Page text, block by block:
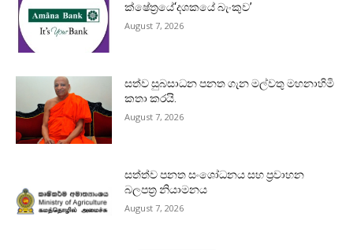
ක්ෂේත්‍රයේ‘දශකයේ බැංකුව’
August 7, 2026
සත්ව සුබසාධන පනත ගැන මල්වතු මහනාහිමි
කතා කරයි.
August 7, 2026
සත්ත්ව පනත සංශෝධනය සහ ප්‍රවාහන
බලපත්‍ර නියාමනය
August 7, 2026